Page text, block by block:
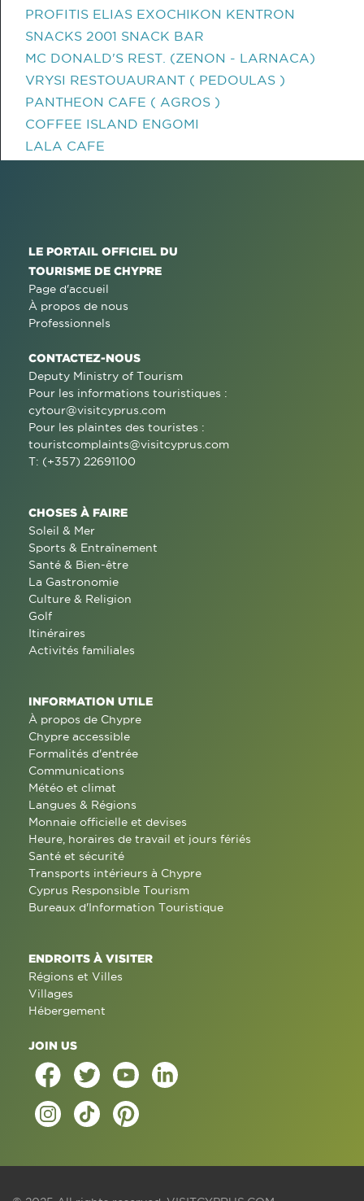
PROFITIS ELIAS EXOCHIKON KENTRON
SNACKS 2001 SNACK BAR
MC DONALD'S REST. (ZENON - LARNACA)
VRYSI RESTOUAURANT ( PEDOULAS )
PANTHEON CAFE ( AGROS )
COFFEE ISLAND ENGOMI
LALA CAFE
LE PORTAIL OFFICIEL DU
TOURISME DE CHYPRE
Page d'accueil
À propos de nous
Professionnels
CONTACTEZ-NOUS
Deputy Ministry of Tourism
Pour les informations touristiques :
cytour@visitcyprus.com
Pour les plaintes des touristes :
touristcomplaints@visitcyprus.com
T: (+357) 22691100
CHOSES À FAIRE
Soleil & Mer
Sports & Entraînement
Santé & Bien-être
La Gastronomie
Culture & Religion
Golf
Itinéraires
Activités familiales
INFORMATION UTILE
À propos de Chypre
Chypre accessible
Formalités d'entrée
Communications
Météo et climat
Langues & Régions
Monnaie officielle et devises
Heure, horaires de travail et jours fériés
Santé et sécurité
Transports intérieurs à Chypre
Cyprus Responsible Tourism
Bureaux d'Information Touristique
ENDROITS À VISITER
Régions et Villes
Villages
Hébergement
JOIN US